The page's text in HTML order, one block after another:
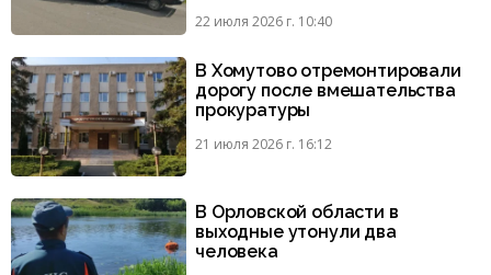
22 июля 2026 г. 10:40
В Хомутово отремонтировали
дорогу после вмешательства
прокуратуры
21 июля 2026 г. 16:12
В Орловской области в
выходные утонули два
человека